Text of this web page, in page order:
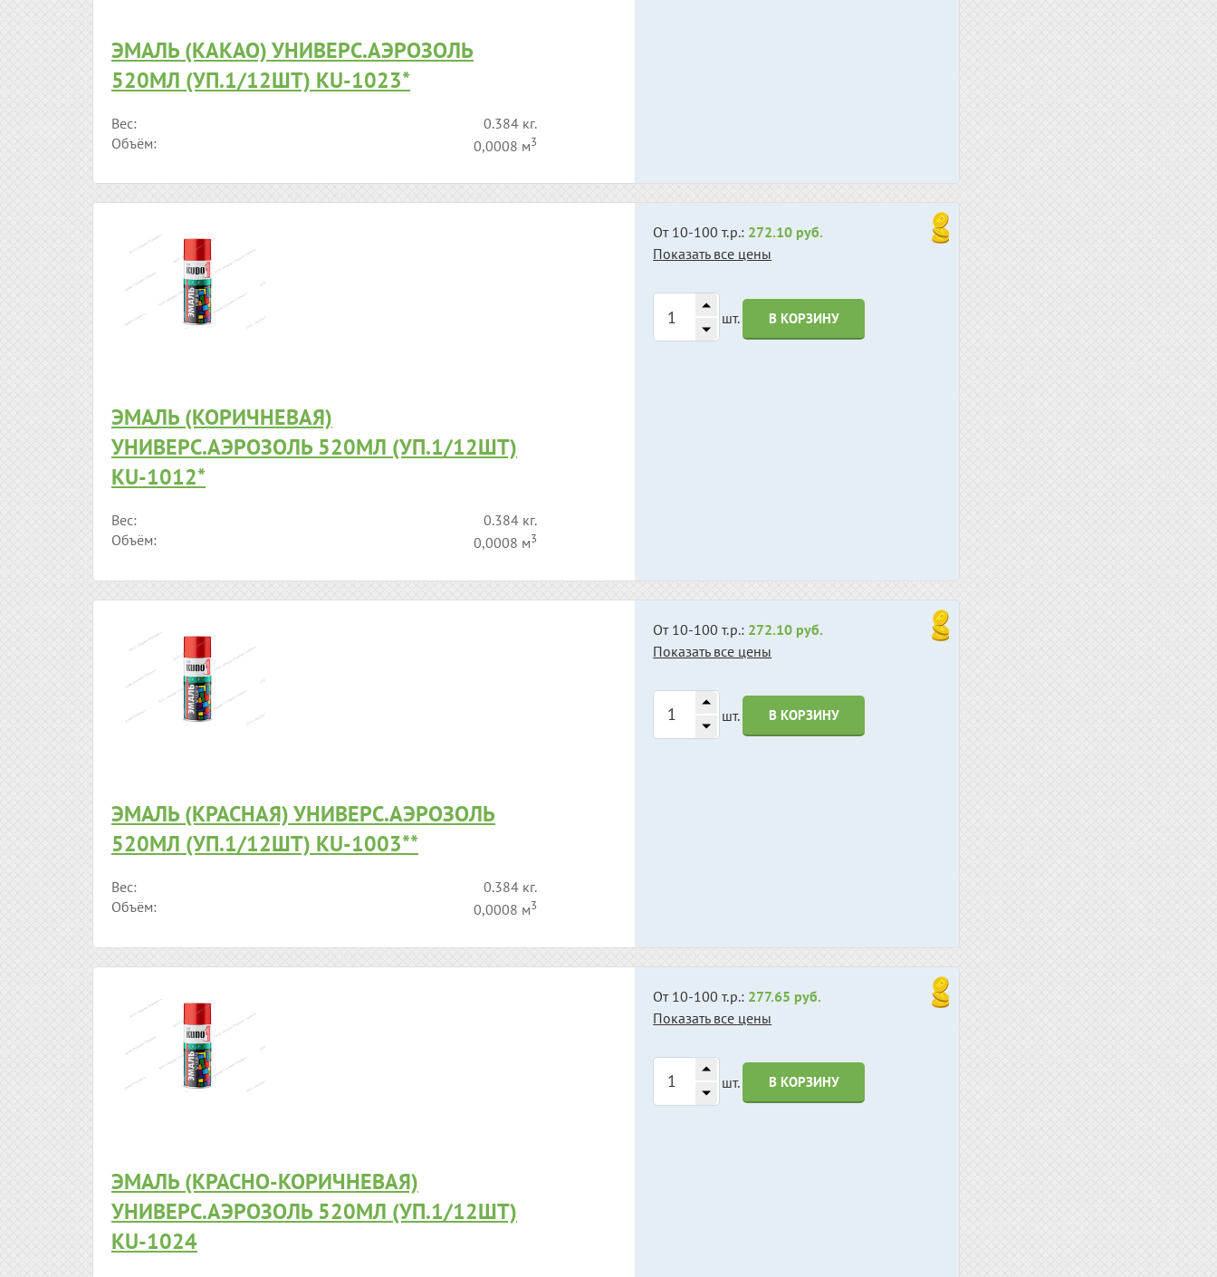
ЭМАЛЬ (КАКАО) УНИВЕРС.АЭРОЗОЛЬ
520МЛ (УП.1/12ШТ) KU-1023*
Вес:
0.384 кг.
Объём:
0,0008 м3
ЭМАЛЬ (КОРИЧНЕВАЯ)
УНИВЕРС.АЭРОЗОЛЬ 520МЛ (УП.1/12ШТ)
KU-1012*
Вес:
0.384 кг.
Объём:
0,0008 м3
От 10-100 т.р.: 272.10 руб.
Показать все цены
шт. В КОРЗИНУ
ЭМАЛЬ (КРАСНАЯ) УНИВЕРС.АЭРОЗОЛЬ
520МЛ (УП.1/12ШТ) KU-1003**
Вес:
0.384 кг.
Объём:
0,0008 м3
От 10-100 т.р.: 272.10 руб.
Показать все цены
шт. В КОРЗИНУ
ЭМАЛЬ (КРАСНО-КОРИЧНЕВАЯ)
УНИВЕРС.АЭРОЗОЛЬ 520МЛ (УП.1/12ШТ)
KU-1024
От 10-100 т.р.: 277.65 руб.
Показать все цены
шт. В КОРЗИНУ